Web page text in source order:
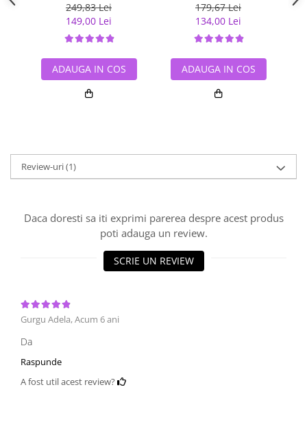
249,83 Lei
149,00 Lei
ADAUGA IN COS
179,67 Lei
134,00 Lei
ADAUGA IN COS
Review-uri(1)
Daca doresti sa iti exprimi parerea despre acest produs
poti adauga un review.
SCRIE UN REVIEW
Gurgu Adela,Acum 6 ani
Da
Raspunde
A fost util acest review?